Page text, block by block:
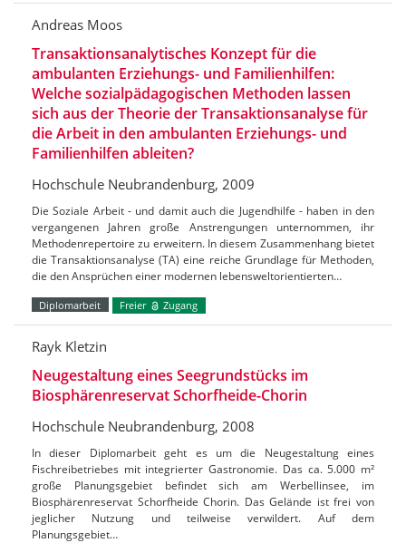
Andreas Moos
Transaktionsanalytisches Konzept für die
ambulanten Erziehungs- und Familienhilfen:
Welche sozialpädagogischen Methoden lassen
sich aus der Theorie der Transaktionsanalyse für
die Arbeit in den ambulanten Erziehungs- und
Familienhilfen ableiten?
Hochschule Neubrandenburg, 2009
Die Soziale Arbeit - und damit auch die Jugendhilfe - haben in den
vergangenen Jahren große Anstrengungen unternommen, ihr
Methodenrepertoire zu erweitern. In diesem Zusammenhang bietet
die Transaktionsanalyse (TA) eine reiche Grundlage für Methoden,
die den Ansprüchen einer modernen lebensweltorientierten…
Diplomarbeit Freier Zugang
Rayk Kletzin
Neugestaltung eines Seegrundstücks im
Biosphärenreservat Schorfheide-Chorin
Hochschule Neubrandenburg, 2008
In dieser Diplomarbeit geht es um die Neugestaltung eines
Fischreibetriebes mit integrierter Gastronomie. Das ca. 5.000 m²
große Planungsgebiet befindet sich am Werbellinsee, im
Biosphärenreservat Schorfheide Chorin. Das Gelände ist frei von
jeglicher Nutzung und teilweise verwildert. Auf dem
Planungsgebiet…